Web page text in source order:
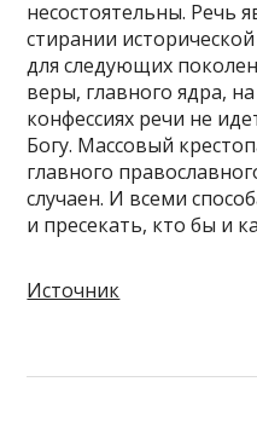
несостоятельны. Речь
стирании
для следующих
веры, главного ядра,
конфессиях речи не
Богу. Массовый
главного
случаен. И всеми
и пресекать, кто бы и
Источник